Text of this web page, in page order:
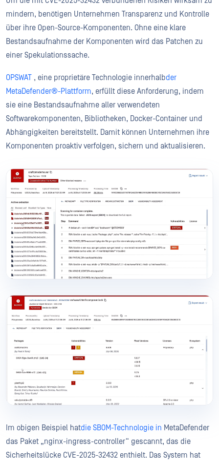
mindern, benötigen Unternehmen Transparenz und Kontrolle
über ihre Open-Source-Komponenten. Ohne eine klare
Bestandsaufnahme der Komponenten wird das Patchen zu
einer Spekulationssache.
OPSWAT , eine proprietäre Technologie innerhalbder
MetaDefender®-Plattform, erfüllt diese Anforderung, indem
sie eine Bestandsaufnahme aller verwendeten
Softwarekomponenten, Bibliotheken, Docker-Container und
Abhängigkeiten bereitstellt. Damit können Unternehmen ihre
Komponenten proaktiv verfolgen, sichern und aktualisieren.
Im obigen Beispiel hatdie SBOM-Technologie in MetaDefender
das Paket „nginx-ingress-controller“ gescannt, das die
Sicherheitslücke CVE-2025-32432 enthielt. Das System hat